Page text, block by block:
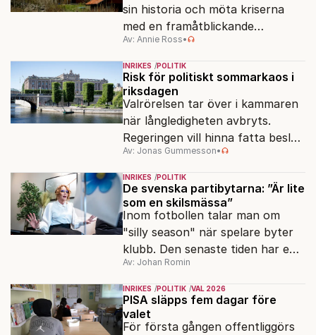
sin historia och möta kriserna
med en framåtblickande
strukturpolitik för att göra
Sverige långsiktigt hållbart,
jämlikt och kriståligt.
Av: Annie Ross•
INRIKES POLITIK
Risk för politiskt sommarkaos i
riksdagen
Valrörelsen tar över i kammaren
när långledigheten avbryts.
Regeringen vill hinna fatta beslut
före valet – men oppositionen
ser sin chans att pressa
Tidösidan.
Av: Jonas Gummesson•
INRIKES POLITIK
De svenska partibytarna: ”Är lite
som en skilsmässa”
Inom fotbollen talar man om
"silly season" när spelare byter
klubb. Den senaste tiden har en
rad svenska politiker bytt parti –
men varför, och vad skiljer
partiernas interna kulturer åt?
Av: Johan Romin
INRIKES POLITIK VAL 2026
PISA släpps fem dagar före
valet
För första gången offentliggörs